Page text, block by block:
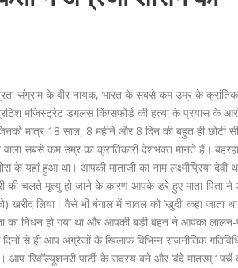
संग्राम के वीर नायक, भारत के सबसे कम उम्र के
मजिस्ट्रेट डगलस किंग्सफोर्ड की हत्या के प्रयास के
मात्र 18 साल, 8 महीने और 8 दिन की बहुत ही छोटी
सबसे कम उम्र का क्रांतिकारी देशभक्त मानते हैं।
के यहां हुआ था। आपकी माताजी का नाम लक्ष्मीप्रिया
की चलते मृत्यु हो जाने के कारण आपके डरे हुए माता-पिता
लिया। वैसे भी बंगाल में चावल को ‘खुदी’ कहा जाता
निधन हो गया था और आपकी बड़ी बहन ने आपका लालन-
से ही आप अंग्रेजों के खिलाफ विभिन्न राजनीतिक
पार्टी’ के सदस्य बने और ‘वंदे मातरम् ‘ पर्चे